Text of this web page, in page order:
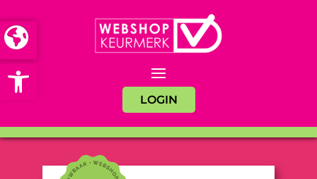
Open toolbar
LOGIN